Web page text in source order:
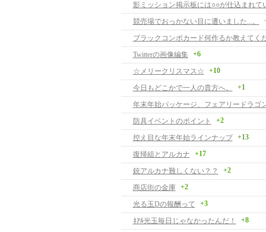
影ミッション掲示板には○○が仕込まれて
競売場でおっかない目に遭いました...。
ブラックコンボカード何作るか教えてく
Twitterの画像編集
+6
☆メリークリスマス☆ +10
今日もどこかで一人の貴方へ。 +1
年末年始パッケージ、フェアリードラゴ
防具イベントのポイント
+2
控え目な年末年始ラインナップ +13
復帰組とアルカナ +17
銃アルカナ難しくない？？ +2
商店街の金庫 +2
光る玉Dの報酬って +3
ﾈｱﾙ光玉毎日じゃなかったんだ！ +8